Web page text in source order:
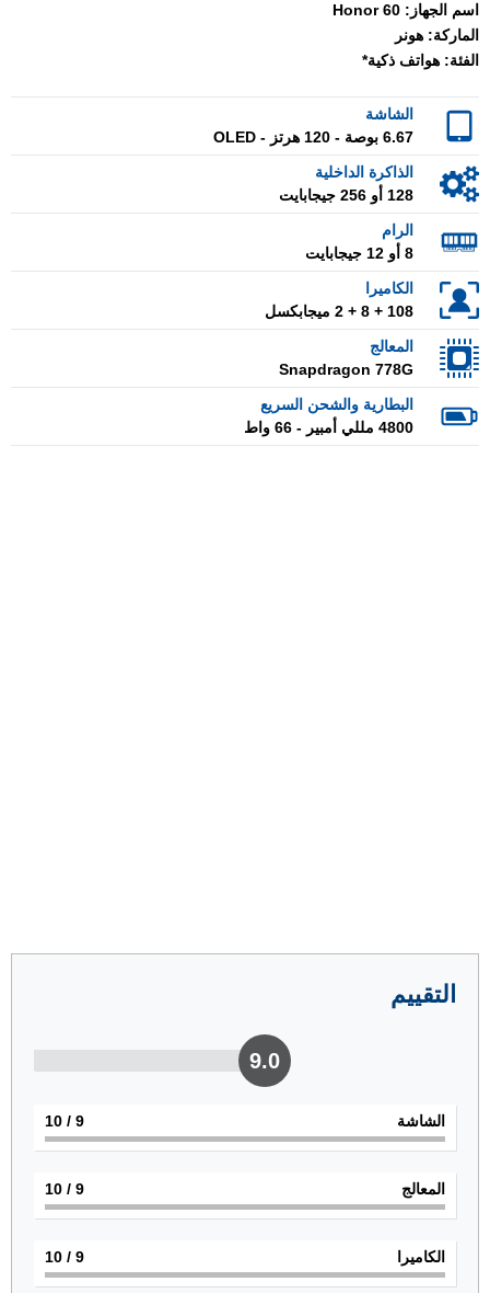
اسم الجهاز: Honor 60
الماركة: هونر
الفئة: هواتف ذكية*
الشاشة
6.67 بوصة - 120 هرتز - OLED
الذاكرة الداخلية
128 أو 256 جيجابايت
الرام
8 أو 12 جيجابايت
الكاميرا
108 + 8 + 2 ميجابكسل
المعالج
Snapdragon 778G
البطارية والشحن السريع
4800 مللي أمبير - 66 واط
التقييم
9.0
الشاشة 9
/ 10
المعالج 9
/ 10
الكاميرا 9
/ 10